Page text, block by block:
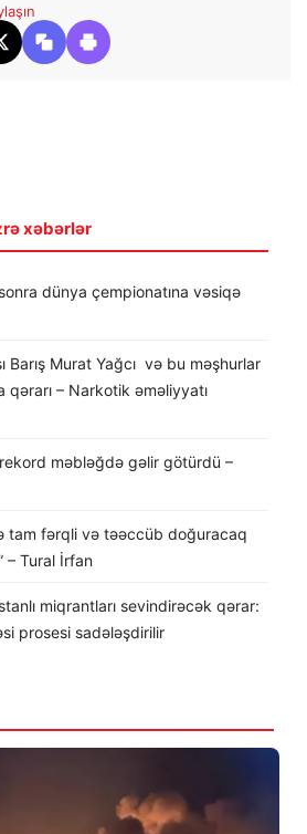
xəbərlər
dünya çempionatına vəsiqə
Barış Murat Yağcı və bu məşhurlar
qərarı – Narkotik əməliyyatı
məbləğdə gəlir götürdü –
tam fərqli və təəccüb doğuracaq
– Tural İrfan
miqrantları sevindirəcək qərar:
prosesi sadələşdirilir